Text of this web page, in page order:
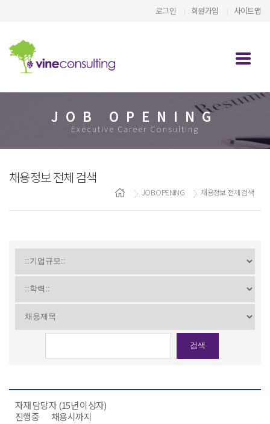
로그인 회원가입 사이트맵
JOB OPENING
Executive Career Consulting
채용정보 전체 검색
JOB OPENING 채용정보 전체 검색
검색
자재 담당자 (15년 이상자)
진행중
채용시까지